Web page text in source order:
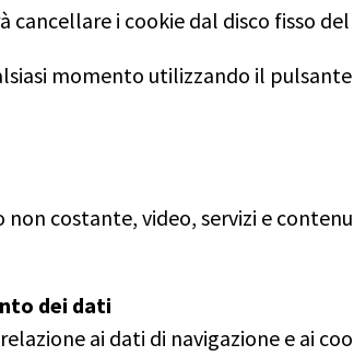
cancellare i cookie dal disco fisso
momento utilizzando il pulsante
costante, video, servizi e
dei dati
ai dati di navigazione e ai